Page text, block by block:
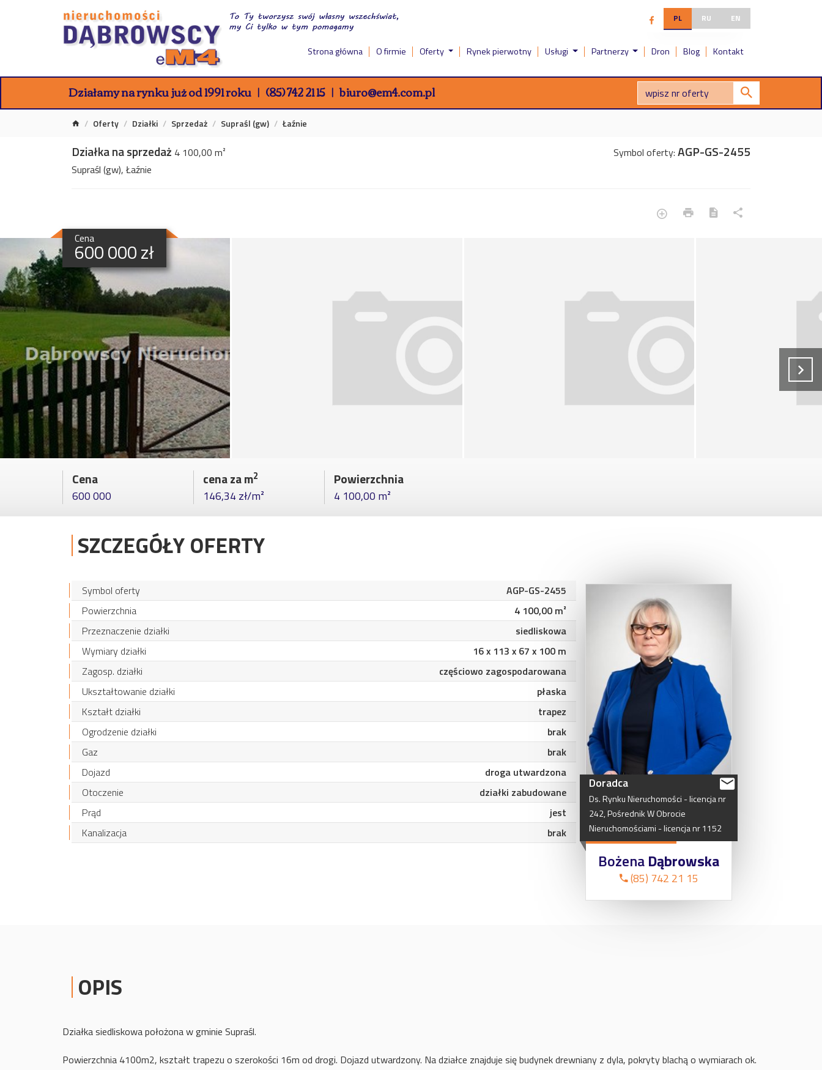
PL RU EN
Strona główna O firmie Oferty Rynek pierwotny Usługi Partnerzy Dron Blog Kontakt
Działamy na rynku już od 1991 roku (85) 742 21 15 biuro@em4.com.pl
Oferty Działki Sprzedaż Supraśl (gw) Łaźnie
Działka na sprzedaż 4 100,00 m²
Supraśl (gw), Łaźnie
Symbol oferty: AGP-GS-2455
Cena
600 000 zł
Cena
600 000
cena za m2
146,34 zł/m²
Powierzchnia
4 100,00 m²
SZCZEGÓŁY OFERTY
Symbol oferty
AGP-GS-2455
Powierzchnia
4 100,00 m²
Przeznaczenie działki
siedliskowa
Wymiary działki
16 x 113 x 67 x 100 m
Zagosp. działki
częściowo zagospodarowana
Ukształtowanie działki
płaska
Kształt działki
trapez
Ogrodzenie działki
brak
Gaz
brak
Dojazd
droga utwardzona
Otoczenie
działki zabudowane
Prąd
jest
Kanalizacja
brak
Doradca
Ds.RynkuNieruchomości -licencjanr
242,PośrednikWObrocie
Nieruchomościami -licencjanr1152
BożenaDąbrowska
(85) 742 21 15
OPIS
Działka siedliskowa położona w gminie Supraśl.
Powierzchnia 4100m2, kształt trapezu o szerokości 16m od drogi. Dojazd utwardzony. Na działce znajduje się budynek drewniany z dyla, pokryty blachą o wymiarach ok.